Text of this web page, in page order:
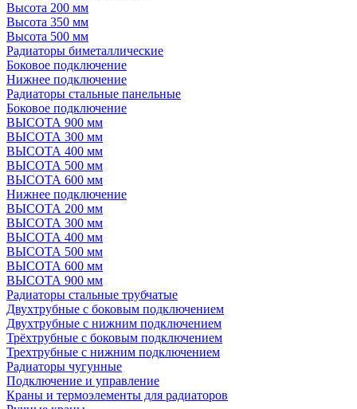
Высота 200 мм
Высота 350 мм
Высота 500 мм
Радиаторы биметаллические
Боковое подключение
Нижнее подключение
Радиаторы стальные панельные
Боковое подключение
ВЫСОТА 900 мм
ВЫСОТА 300 мм
ВЫСОТА 400 мм
ВЫСОТА 500 мм
ВЫСОТА 600 мм
Нижнее подключение
ВЫСОТА 200 мм
ВЫСОТА 300 мм
ВЫСОТА 400 мм
ВЫСОТА 500 мм
ВЫСОТА 600 мм
ВЫСОТА 900 мм
Радиаторы стальные трубчатые
Двухтрубные с боковым подключением
Двухтрубные с нижним подключением
Трёхтрубные с боковым подключением
Трехтрубные с нижним подключением
Радиаторы чугунные
Подключение и управление
Краны и термоэлементы для радиаторов